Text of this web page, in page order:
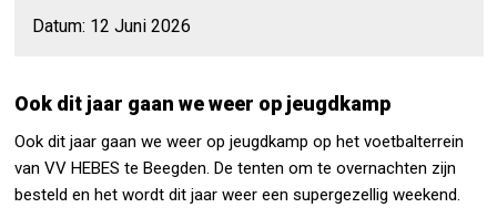
Datum: 12 Juni 2026
Ook dit jaar gaan we weer op jeugdkamp
Ook dit jaar gaan we weer op jeugdkamp op het voetbalterrein
van VV HEBES te Beegden. De tenten om te overnachten zijn
besteld en het wordt dit jaar weer een supergezellig weekend.